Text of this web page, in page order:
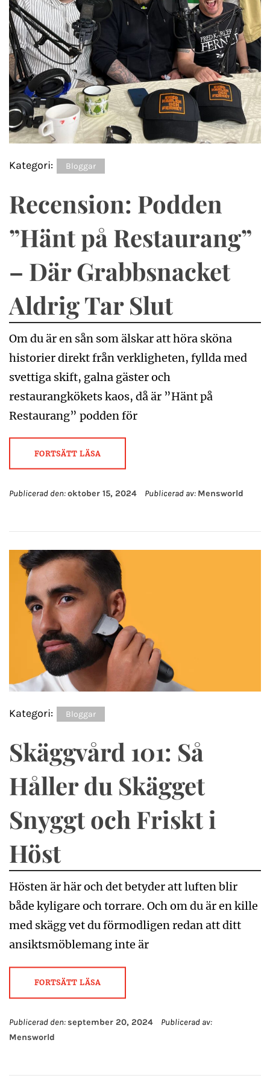
Kategori: Bloggar
Recension: Podden
”Hänt på Restaurang”
– Där Grabbsnacket
Aldrig Tar Slut
Om du är en sån som älskar att höra sköna
historier direkt från verkligheten, fyllda med
svettiga skift, galna gäster och
restaurangkökets kaos, då är ”Hänt på
Restaurang” podden för
FORTSÄTT LÄSA
Publicerad den:oktober 15, 2024 Publicerad av: Mensworld
Kategori: Bloggar
Skäggvård 101: Så
Håller du Skägget
Snyggt och Friskt i
Höst
Hösten är här och det betyder att luften blir
både kyligare och torrare. Och om du är en kille
med skägg vet du förmodligen redan att ditt
ansiktsmöblemang inte är
FORTSÄTT LÄSA
Publicerad den:september 20, 2024
Publicerad av:
Mensworld